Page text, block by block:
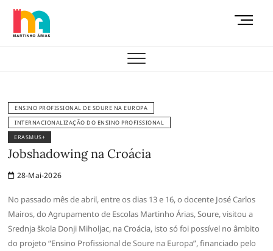
Skip
content
M
ENSINO PROFISSIONAL DE SOURE NA EUROPA
INTERNACIONALIZAÇÃO DO ENSINO PROFISSIONAL
ERASMUS+
Jobshadowing na Croácia
28-Mai-2026
No passado mês de abril, entre os dias 13 e 16, o docente José Carlos
Mairos, do Agrupamento de Escolas Martinho Árias, Soure, visitou a
Srednja škola Donji Miholjac, na Croácia, isto só foi possível no âmbito
do projeto “Ensino Profissional de Soure na Europa”, financiado pelo